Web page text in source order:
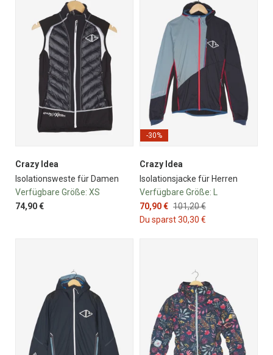
Crazy Idea
Isolationsweste für Damen
Verfügbare Größe: XS
74,90 €
-30%
Crazy Idea
Isolationsjacke für Herren
Verfügbare Größe:
70,90 € 101,20 €
Du sparst 30,30 €